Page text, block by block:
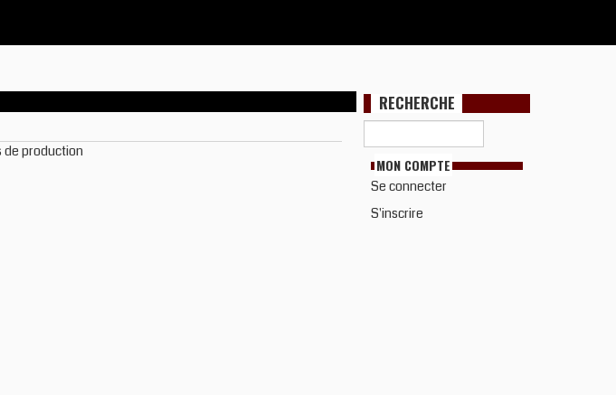
de production
RECHERCHE
MON COMPTE
Se connecter
S'inscrire